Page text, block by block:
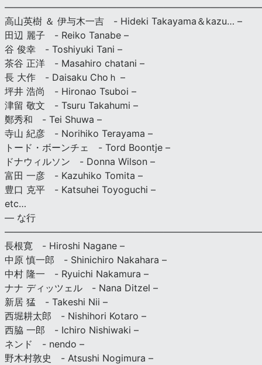
高山英樹 ＆ 伊与木一吉 - Hideki Takayama＆kazu… –
田辺 麗子 - Reiko Tanabe –
谷 俊幸 - Toshiyuki Tani –
茶谷 正洋 - Masahiro chatani –
長 大作 - Daisaku Choｈ –
坪井 浩尚 - Hironao Tsuboi –
津留 敬文 - Tsuru Takahumi –
鄭秀和 - Tei Shuwa –
寺山 紀彦 - Norihiko Terayama –
トード・ボーンチェ - Tord Boontje –
ドナウィルソン - Donna Wilson –
富田 一彦 - Kazuhiko Tomita –
豊口 克平 - Katsuhei Toyoguchi –
etc…
— な行
長根寛 - Hiroshi Nagane –
中原 慎一郎 - Shinichiro Nakahara –
中村 隆一 - Ryuichi Nakamura –
ナナ ディッツェル - Nana Ditzel –
新居 猛 - Takeshi Nii –
西堀耕太郎 - Nishihori Kotaro –
西脇 一郎 - Ichiro Nishiwaki –
ネンド - nendo –
野木村敦史 - Atsushi Nogimura –